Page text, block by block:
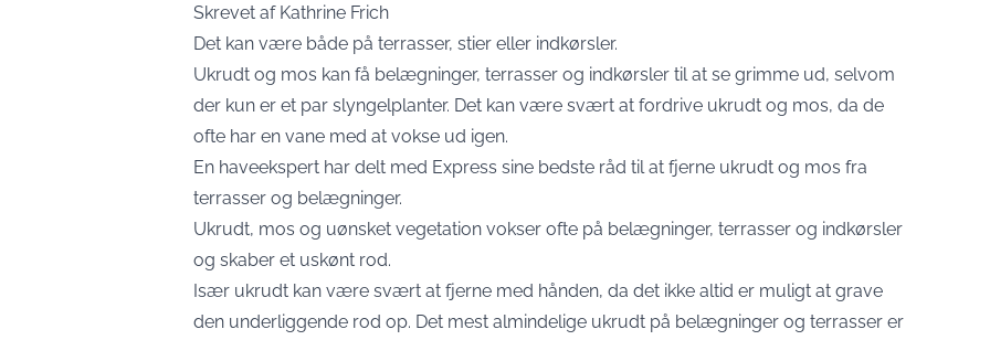
Skrevet af Kathrine Frich
Det kan være både på terrasser, stier eller indkørsler.
Ukrudt og mos kan få belægninger, terrasser og indkørsler til at se grimme ud, selvom
der kun er et par slyngelplanter. Det kan være svært at fordrive ukrudt og mos, da de
ofte har en vane med at vokse ud igen.
En haveekspert har delt med Express sine bedste råd til at fjerne ukrudt og mos fra
terrasser og belægninger.
Ukrudt, mos og uønsket vegetation vokser ofte på belægninger, terrasser og indkørsler
og skaber et uskønt rod.
Især ukrudt kan være svært at fjerne med hånden, da det ikke altid er muligt at grave
den underliggende rod op. Det mest almindelige ukrudt på belægninger og terrasser er